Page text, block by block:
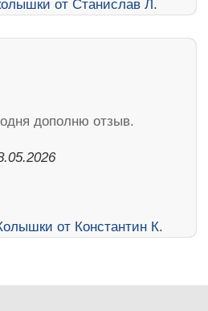
дополню отзыв.